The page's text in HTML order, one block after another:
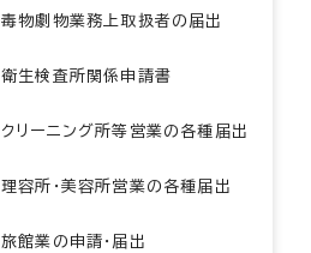
毒物劇物業務上取扱者の届出
衛生検査所関係申請書
クリーニング所等営業の各種届出
理容所・美容所営業の各種届出
旅館業の申請・届出